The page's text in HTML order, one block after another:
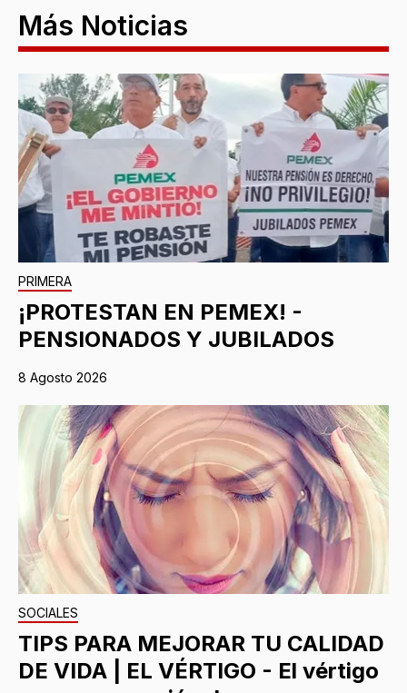
Más Noticias
PRIMERA
¡PROTESTAN EN PEMEX! -
PENSIONADOS Y JUBILADOS
8 Agosto 2026
SOCIALES
TIPS PARA MEJORAR TU CALIDAD
DE VIDA | EL VÉRTIGO - El vértigo